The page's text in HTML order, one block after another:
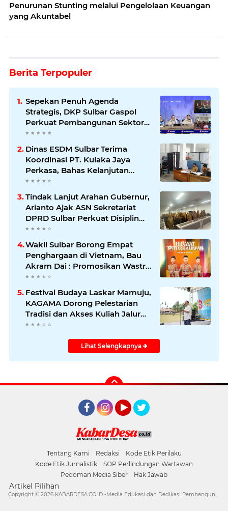
Penurunan Stunting melalui Pengelolaan Keuangan
yang Akuntabel
Berita Terpopuler
Sepekan Penuh Agenda
Strategis, DKP Sulbar Gaspol
Perkuat Pembangunan Sektor
Kelautan dan Perikanan
Dinas ESDM Sulbar Terima
Koordinasi PT. Kulaka Jaya
Perkasa, Bahas Kelanjutan
Pengelolaan IUP
Tindak Lanjut Arahan Gubernur,
Arianto Ajak ASN Sekretariat
DPRD Sulbar Perkuat Disiplin
dan Profesionalisme
Wakil Sulbar Borong Empat
Penghargaan di Vietnam, Bau
Akram Dai : Promosikan Wastra
dan Budaya Sulawesi Barat ke
Panggung Dunia
Festival Budaya Laskar Mamuju,
KAGAMA Dorong Pelestarian
Tradisi dan Akses Kuliah Jalur
Afirmasi di UGM
Lihat Selengkapnya
Tentang Kami Redaksi
Kode Etik Perilaku
Kode Etik Jurnalistik
SOP Perlindungan Wartawan
Pedoman Media Siber
Hak Jawab
Artikel Pilihan
Copyright © 2026 KABARDESA.CO.ID -Media Edukasi dan Dedikasi Pembangunan Desa